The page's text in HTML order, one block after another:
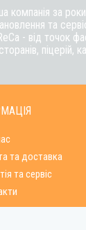
компанія за
та
- від точок
піцерій,
та доставка
та сервіс